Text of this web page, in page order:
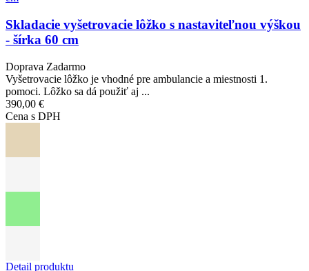
Skladacie vyšetrovacie lôžko s nastaviteľnou výškou
- šírka 60 cm
Doprava Zadarmo
Vyšetrovacie lôžko je vhodné pre ambulancie a miestnosti 1.
pomoci. Lôžko sa dá použiť aj ...
390,00 €
Cena s DPH
Detail produktu